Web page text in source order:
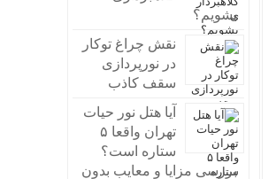
بشویم؟
نقش چراغ توکار
در نورپردازی
سقف کاذب
آیا هتل نور حیات
تهران واقعا ۵
ستاره است؟
بررسی مزایا و معایب بدون